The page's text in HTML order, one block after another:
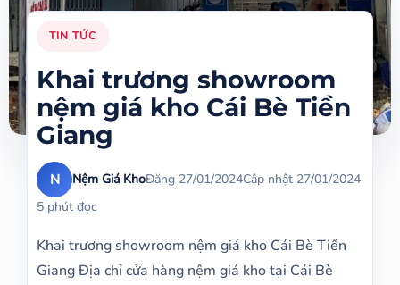
TIN TỨC
Khai trương showroom
nệm giá kho Cái Bè Tiền
Giang
N Nệm Giá KhoĐăng 27/01/2024Cập nhật 27/01/2024
5 phút đọc
Khai trương showroom nệm giá kho Cái Bè Tiền
Giang Địa chỉ cửa hàng nệm giá kho tại Cái Bè